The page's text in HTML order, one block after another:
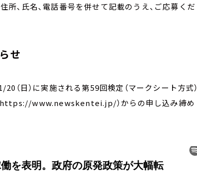
所、氏名、電話番号を併せて記載のうえ、ご応募くだ
せ
（日）に実施される第59回検定（マークシート方式）
https://www.newskentei.jp/）からの申し込み締め